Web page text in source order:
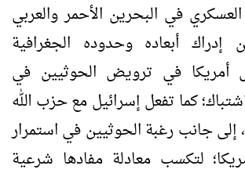
العسكري في البحرين الأحمر والعربي
أبعاده وحدوده الجغرافية
أمريكا في ترويض الحوثيين في
اشتباك؛ كما تفعل إسرائيل مع حزب الله
جانب رغبة الحوثيين في استمرار
لتكسب معادلة مفادها شرعية